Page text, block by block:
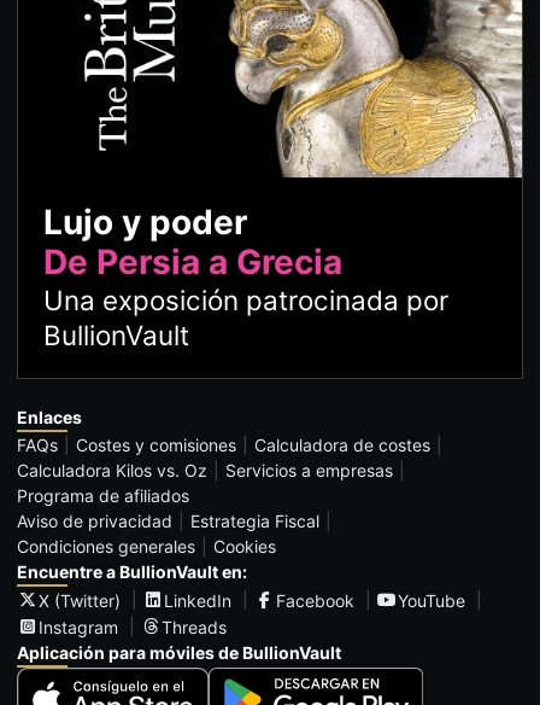
Lujo y poder
De Persia a Grecia
Una exposición patrocinada por
BullionVault
Enlaces
FAQs
Costes y comisiones
Calculadora de costes
Calculadora Kilos vs. Oz
Servicios a empresas
Programa de afiliados
Aviso de privacidad
Estrategia Fiscal
Condiciones generales
Cookies
Encuentre a BullionVault en:
X (Twitter)
LinkedIn Facebook
YouTube
Instagram
Threads
Aplicación para móviles de BullionVault